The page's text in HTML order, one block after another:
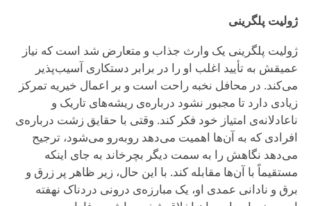
ژولیت پلگرینی
ژولیت پلگرینی یک وارث جذاب و متعارض شد است که نیاز
عمیقش به تأیید اغلب او را در برابر دستکاری آسیب‌پذیر
می‌کند. در محافل نخبه راحت است و بر اعمال خیریه تمرکز
زیادی دارد تا مجبور نشود درباره‌ی ریشه‌های تاریک و
ناعادلانه‌ی امتیاز خود فکر کند. وقتی با حقایق زشت درباره‌ی
افرادی که به آن‌ها اهمیت می‌دهد روبه‌رو می‌شود، ترجیح
می‌دهد نگاهش را به سمت دیگر بچرخاند به جای اینکه
مستقیماً با آن‌ها مقابله کند. با این حال، زیر ظاهر پر زرق و
برق و نادانی عمدی او، یک مبارزه‌ی درونی دردناک نهفته